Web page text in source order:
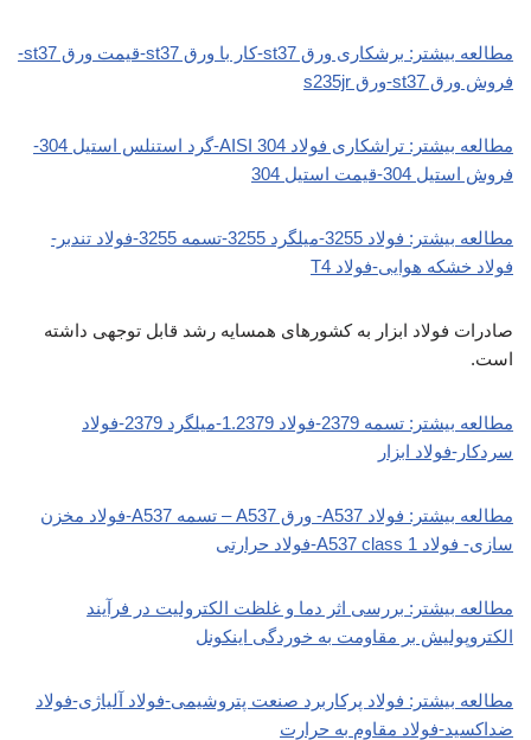
مطالعه بیشتر: برشکاری ورق st37-کار با ورق st37-قیمت ورق st37-
فروش ورق st37-ورق s235jr
مطالعه بیشتر: تراشکاری فولاد AISI 304-گرد استنلس استیل 304-
فروش استیل 304-قیمت استیل 304
مطالعه بیشتر: فولاد 3255-میلگرد 3255-تسمه 3255-فولاد تندبر-
فولاد خشکه هوایی-فولاد T4
صادرات فولاد ابزار به کشورهای همسایه رشد قابل توجهی داشته
است.
مطالعه بیشتر: تسمه 2379-فولاد 1.2379-میلگرد 2379-فولاد
سردکار-فولاد ابزار
مطالعه بیشتر: فولاد A537- ورق A537 – تسمه A537-فولاد مخزن
سازی- فولاد A537 class 1-فولاد حرارتی
مطالعه بیشتر: بررسی اثر دما و غلظت الکترولیت در فرآیند
الکتروپولیش بر مقاومت به خوردگی اینکونل
مطالعه بیشتر: فولاد پرکاربرد صنعت پتروشیمی-فولاد آلیاژی-فولاد
ضداکسید-فولاد مقاوم به حرارت